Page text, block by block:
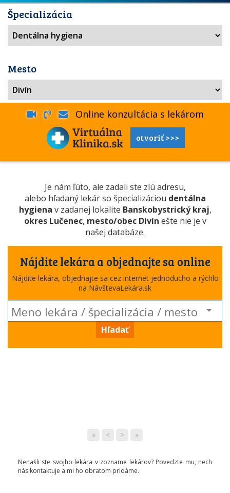
Špecializácia
Mesto
Online konzultácia s lekárom
otvoriť >>>
Je nám ľúto, ale zadali ste zlú adresu,
alebo hľadaný lekár so špecializáciou dentálna
hygiena v zadanej lokalite Banskobystrický kraj,
okres Lučenec, mesto/obec Divín ešte nie je v
našej databáze.
Nájdite lekára a objednajte sa online
Nájdite lekára, objednajte sa cez internet jednoducho a rýchlo
na NávštevaLekára.sk
Hľadať
« < > »
Nenašli ste svojho lekára v zozname lekárov? Povedzte mu, nech
nás kontaktuje a mi ho obratom pridáme.